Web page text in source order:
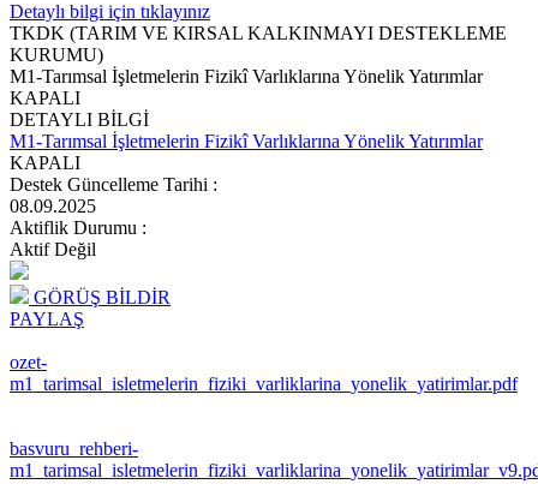
Detaylı bilgi için tıklayınız
TKDK (TARIM VE KIRSAL KALKINMAYI DESTEKLEME
KURUMU)
M1-Tarımsal İşletmelerin Fizikî Varlıklarına Yönelik Yatırımlar
KAPALI
DETAYLI BİLGİ
M1-Tarımsal İşletmelerin Fizikî Varlıklarına Yönelik Yatırımlar
KAPALI
Destek Güncelleme Tarihi :
08.09.2025
Aktiflik Durumu :
Aktif Değil
GÖRÜŞ BİLDİR
PAYLAŞ
ozet-
m1_tarimsal_isletmelerin_fiziki_varliklarina_yonelik_yatirimlar.pdf
basvuru_rehberi-